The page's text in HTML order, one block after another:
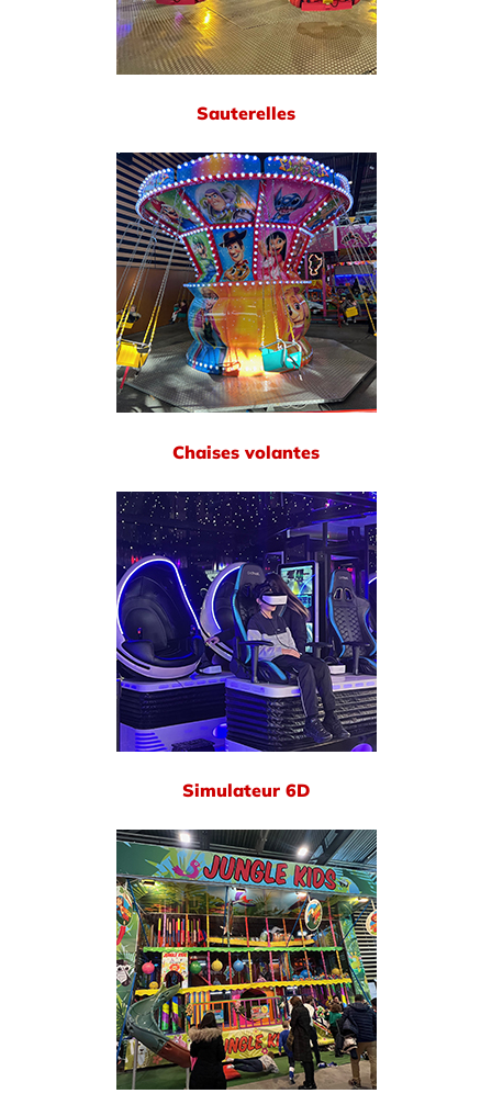
Sauterelles
Chaises volantes
Simulateur 6D